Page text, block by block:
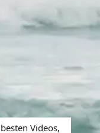
Videos,